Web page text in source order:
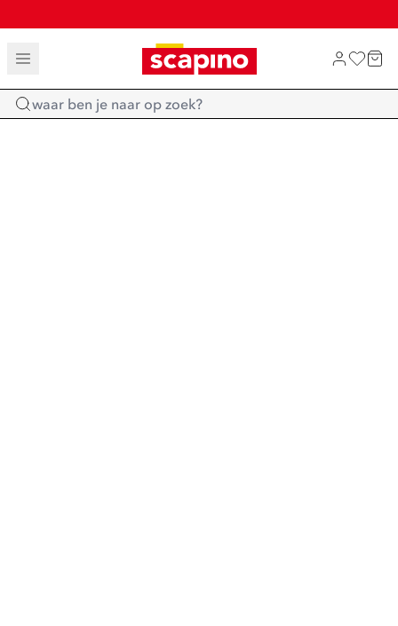
TOT 70% KORTING OP SALE
SHOP NIEUW
Home